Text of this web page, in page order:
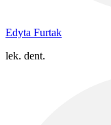
Edyta Furtak
lek. dent.